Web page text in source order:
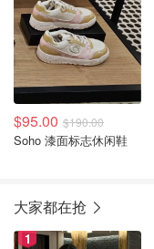
$95.00 $190.00
Soho 漆面标志休闲鞋
大家都在抢
1